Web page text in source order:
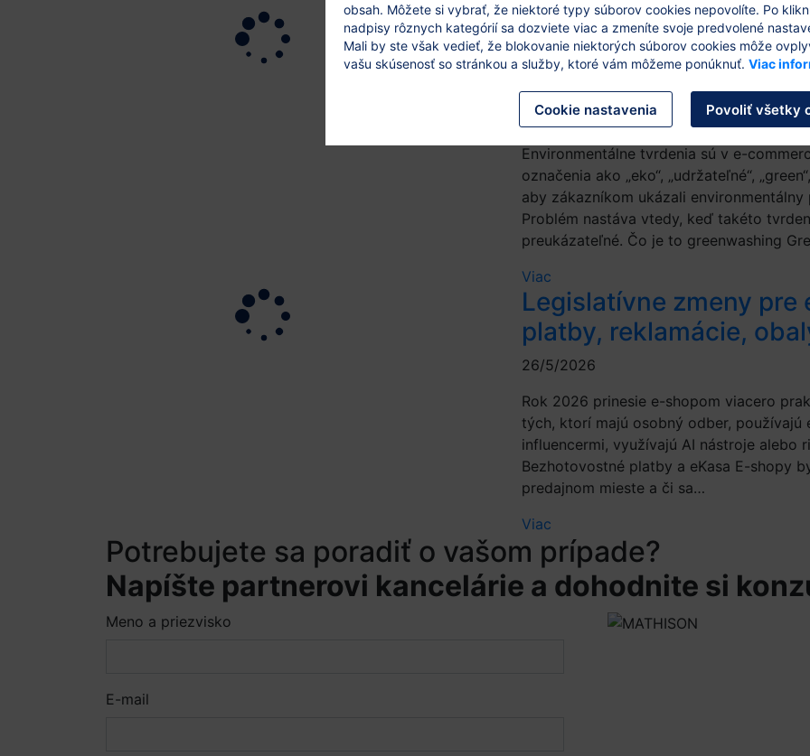
Greenwashing v e-
shopy skontrolovať
„eko“, „udržateľné“
26/5/2026
Environmentálne tvrdenia sú v e-
označenia ako „eko“, „udržateľné“,
aby zákazníkom ukázali
Problém nastáva vtedy, keď takéto
preukázateľné. Čo je to greenwashing
Viac
Legislatívne zmeny
platby, reklamácie,
26/5/2026
Rok 2026 prinesie e-shopom viacero
tých, ktorí majú osobný odber, používajú
influencermi, využívajú AI nástroje alebo
Bezhotovostné platby a eKasa E-shopy
predajnom mieste a či sa…
Viac
Potrebujete sa poradiť o vašom prípade?
Napíšte partnerovi kancelárie a dohodnite si
Meno a priezvisko
E-mail
obsah. Môžete si vybrať, že niektoré typy súborov cookies nepovolíte. Po
nadpisy rôznych kategórií sa dozviete viac a zmeníte svoje predvolené
Mali by ste však vedieť, že blokovanie niektorých súborov cookies môže
vašu skúsenosť so stránkou a služby, ktoré vám môžeme ponúknuť. Viac
Cookie nastavenia Povoliť všetky